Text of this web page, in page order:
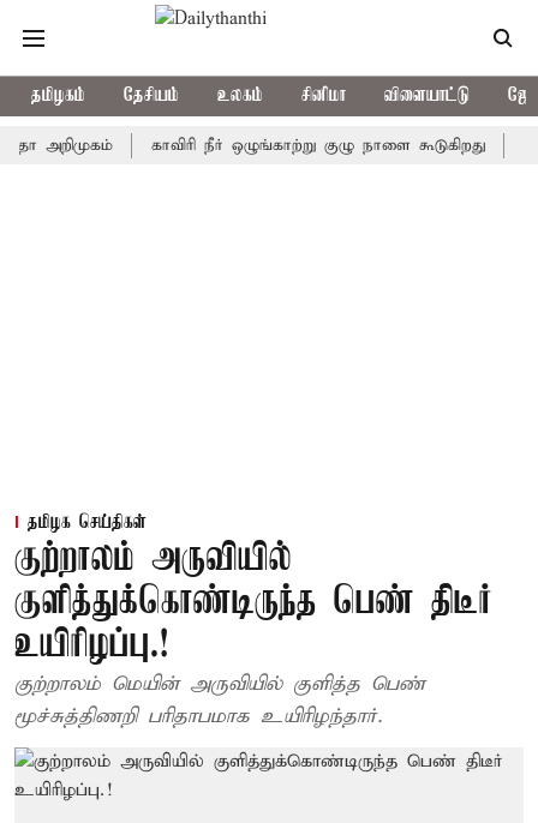
தமிழகம் தேசியம் உலகம் சினிமா விளையாட்டு
காவிரி நீர் ஒழுங்காற்று குழு நாளை கூடுகிறது ஒரு
தமிழக செய்திகள்
குற்றாலம் அருவியில்
குளித்துக்கொண்டிருந்த பெண் திடீர்
உயிரிழப்பு.!
குற்றாலம் மெயின் அருவியில் குளித்த பெண்
மூச்சுத்திணறி பரிதாபமாக உயிரிழந்தார்.